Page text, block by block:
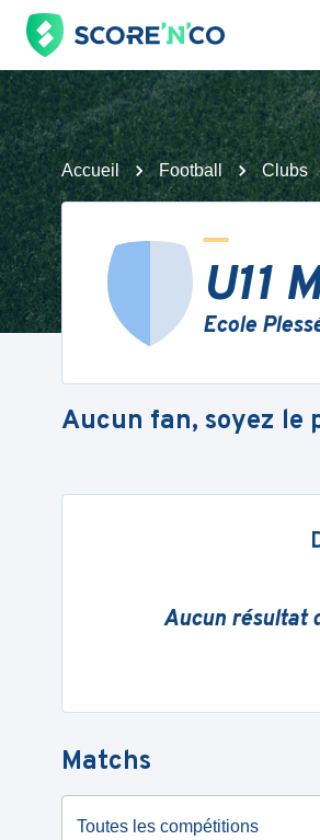
Accueil Football Clubs
U11
Ecole
Aucun fan, soyez le
Aucun résultat
Matchs
Toutes les compétitions